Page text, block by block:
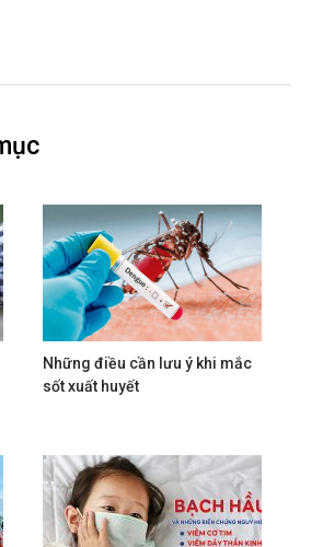
Những điều cần lưu ý khi mắc
sốt xuất huyết